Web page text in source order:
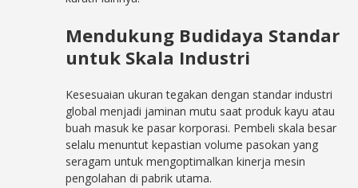
Mendukung Budidaya Standar
untuk Skala Industri
Kesesuaian ukuran tegakan dengan standar industri
global menjadi jaminan mutu saat produk kayu atau
buah masuk ke pasar korporasi. Pembeli skala besar
selalu menuntut kepastian volume pasokan yang
seragam untuk mengoptimalkan kinerja mesin
pengolahan di pabrik utama.